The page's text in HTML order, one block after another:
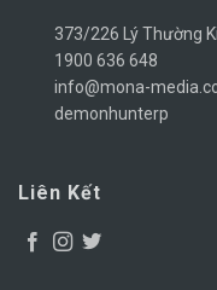
373/226 Lý Thường
1900 636 648
info@mona-
demonhunterp
Liên Kết